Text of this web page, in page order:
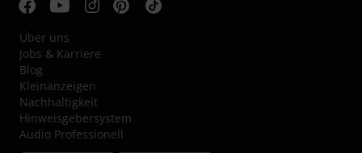
Über uns
Jobs & Karriere
Blog
Kleinanzeigen
Nachhaltigkeit
Hinweisgebersystem
Audio Professionell